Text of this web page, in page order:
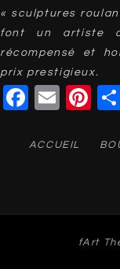
« sculptures
font un artiste
récompensé et
prix prestigieux.
Email
ACCUEIL
fArt